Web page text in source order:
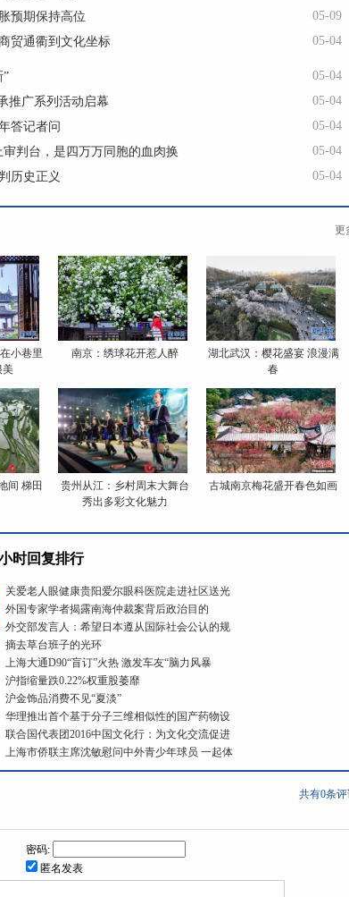
预期保持高位
05-09
贸通衢到文化坐标
05-04
”
05-04
推广系列活动启幕
05-04
答记者问
05-04
判台，是四万万同胞的血肉换
05-04
历史正义
05-04
更
小巷里
美
南京：绣球花开惹人醉
湖北武汉：樱花盛宴 浪漫满
春
间 梯田
贵州从江：乡村周末大舞台
秀出多彩文化魅力
古城南京梅花盛开春色如画
时回复排行
关爱老人眼健康贵阳爱尔眼科医院走进社区送光
外国专家学者揭露南海仲裁案背后政治目的
外交部发言人：希望日本遵从国际社会公认的规
摘去草台班子的光环
上海大通D90“盲订”火热 激发车友“脑力风暴
沪指缩量跌0.22%权重股萎靡
沪金饰品消费不见“夏淡”
华理推出首个基于分子三维相似性的国产药物设
联合国代表团2016中国文化行：为文化交流促进
上海市侨联主席沈敏慰问中外青少年球员 一起体
共有0条
密码:
匿名发表